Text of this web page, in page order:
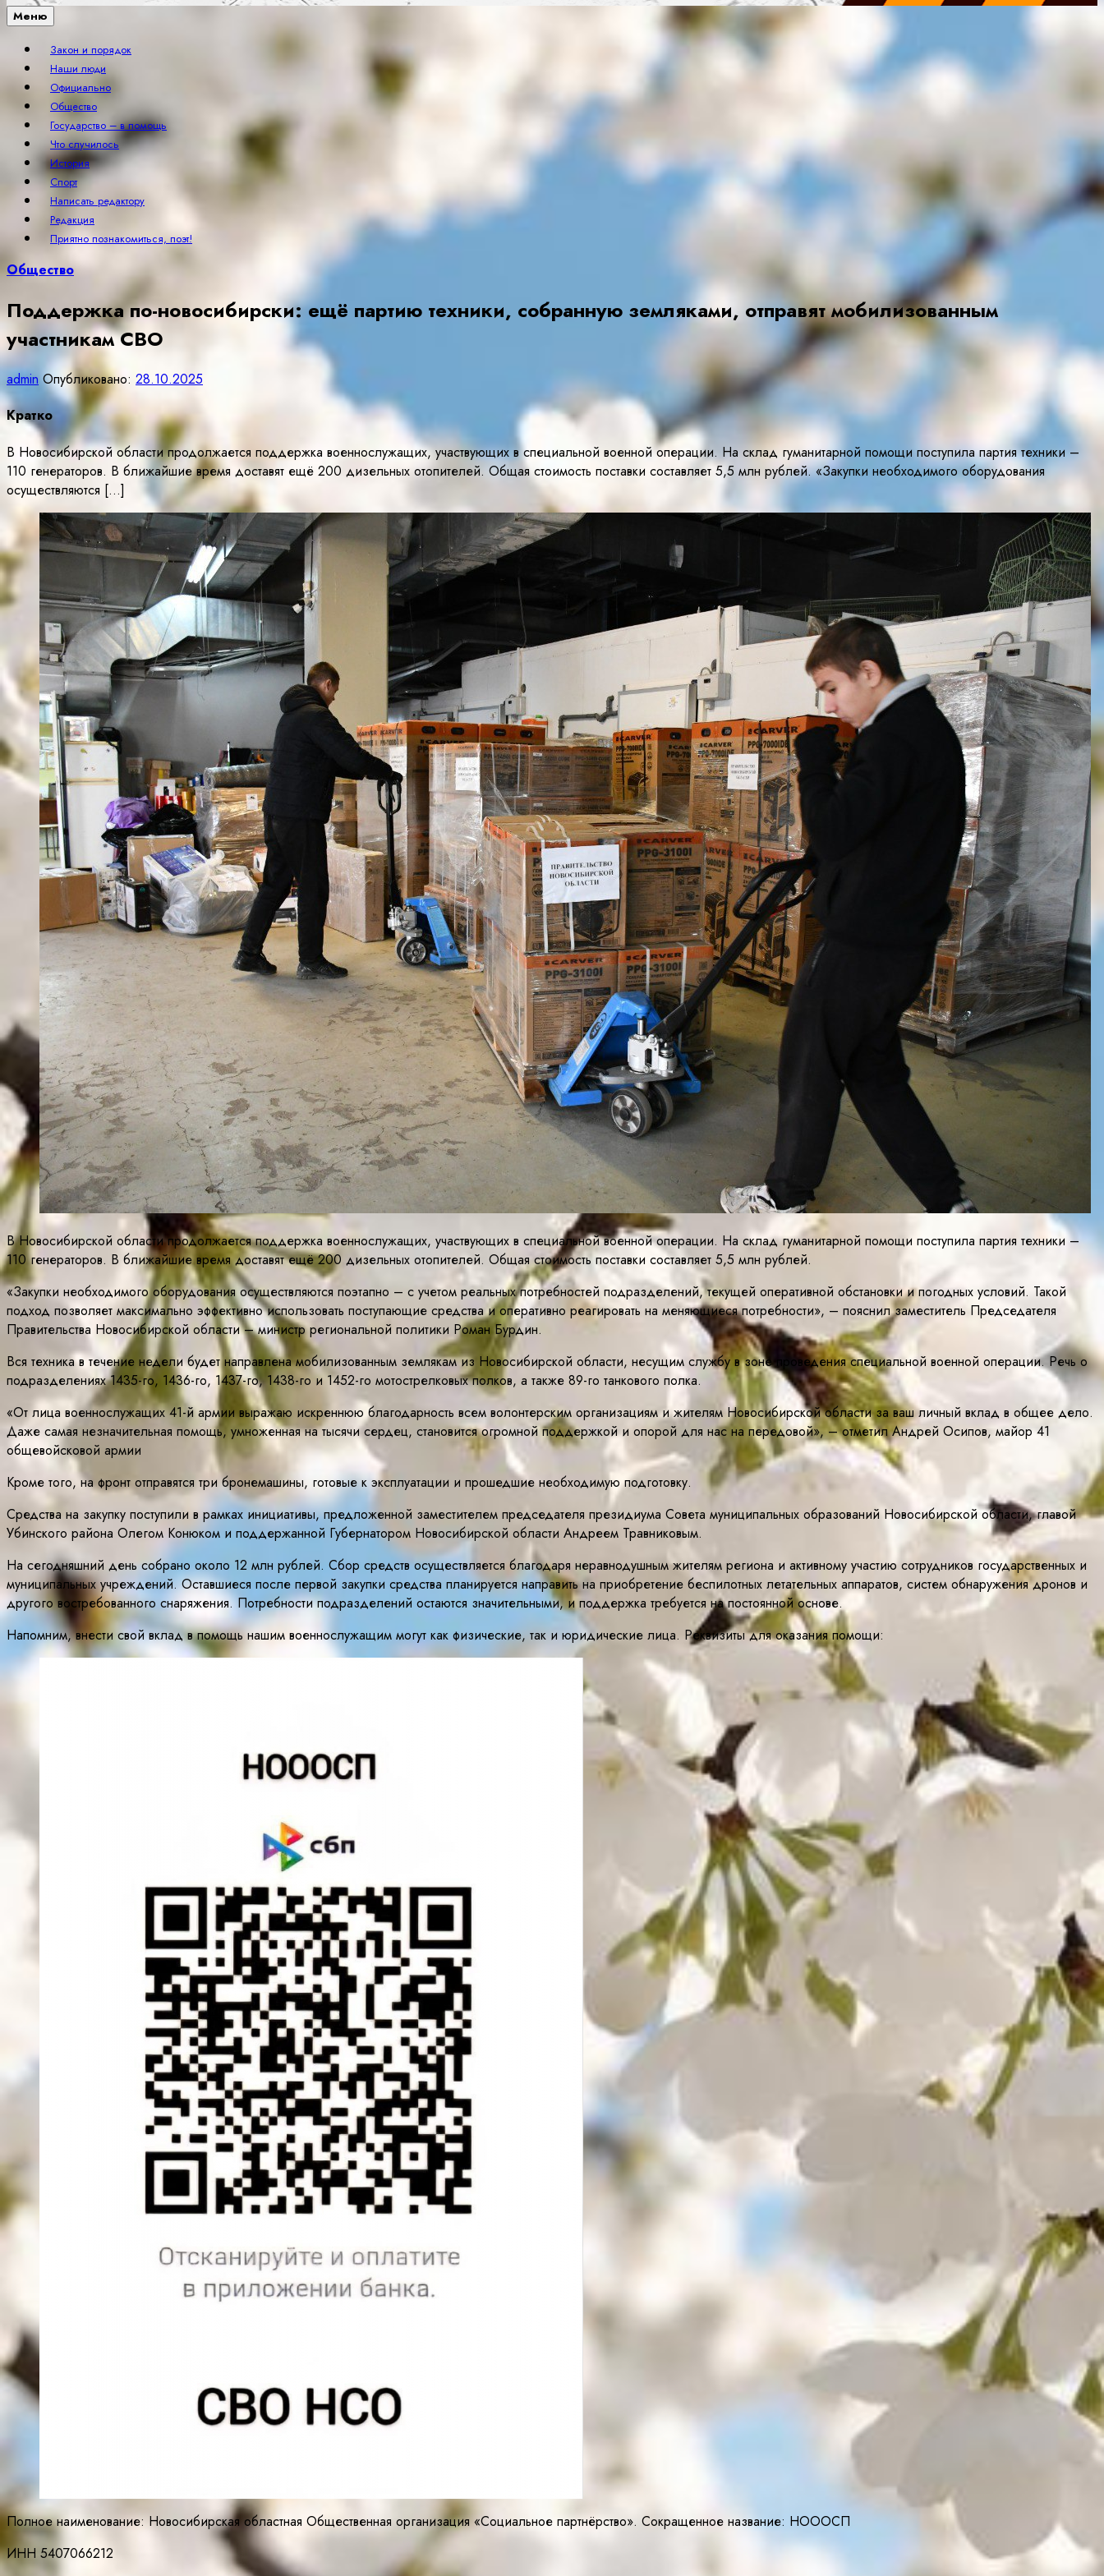
Меню
Закон и порядок
Наши люди
Официально
Общество
Государство – в помощь
Что случилось
История
Спорт
Написать редактору
Редакция
Приятно познакомиться, поэт!
Общество
Поддержка по-новосибирски: ещё партию техники, собранную земляками, отправят мобилизованным
участникам СВО
admin Опубликовано: 28.10.2025
Кратко
В Новосибирской области продолжается поддержка военнослужащих, участвующих в специальной военной операции. На склад гуманитарной помощи поступила партия техники –
110 генераторов. В ближайшие время доставят ещё 200 дизельных отопителей. Общая стоимость поставки составляет 5,5 млн рублей. «Закупки необходимого оборудования
осуществляются […]
В Новосибирской области продолжается поддержка военнослужащих, участвующих в специальной военной операции. На склад гуманитарной помощи поступила партия техники –
110 генераторов. В ближайшие время доставят ещё 200 дизельных отопителей. Общая стоимость поставки составляет 5,5 млн рублей.
«Закупки необходимого оборудования осуществляются поэтапно – с учетом реальных потребностей подразделений, текущей оперативной обстановки и погодных условий. Такой
подход позволяет максимально эффективно использовать поступающие средства и оперативно реагировать на меняющиеся потребности», – пояснил заместитель Председателя
Правительства Новосибирской области – министр региональной политики Роман Бурдин.
Вся техника в течение недели будет направлена мобилизованным землякам из Новосибирской области, несущим службу в зоне проведения специальной военной операции. Речь о
подразделениях 1435-го, 1436-го, 1437-го, 1438-го и 1452-го мотострелковых полков, а также 89-го танкового полка.
«От лица военнослужащих 41-й армии выражаю искреннюю благодарность всем волонтерским организациям и жителям Новосибирской области за ваш личный вклад в общее дело.
Даже самая незначительная помощь, умноженная на тысячи сердец, становится огромной поддержкой и опорой для нас на передовой», – отметил Андрей Осипов, майор 41
общевойсковой армии
Кроме того, на фронт отправятся три бронемашины, готовые к эксплуатации и прошедшие необходимую подготовку.
Средства на закупку поступили в рамках инициативы, предложенной заместителем председателя президиума Совета муниципальных образований Новосибирской области, главой
Убинского района Олегом Конюком и поддержанной Губернатором Новосибирской области Андреем Травниковым.
На сегодняшний день собрано около 12 млн рублей. Сбор средств осуществляется благодаря неравнодушным жителям региона и активному участию сотрудников государственных и
муниципальных учреждений. Оставшиеся после первой закупки средства планируется направить на приобретение беспилотных летательных аппаратов, систем обнаружения дронов и
другого востребованного снаряжения. Потребности подразделений остаются значительными, и поддержка требуется на постоянной основе.
Напомним, внести свой вклад в помощь нашим военнослужащим могут как физические, так и юридические лица. Реквизиты для оказания помощи:
Полное наименование: Новосибирская областная Общественная организация «Социальное партнёрство». Сокращенное название: НОООСП
ИНН 5407066212